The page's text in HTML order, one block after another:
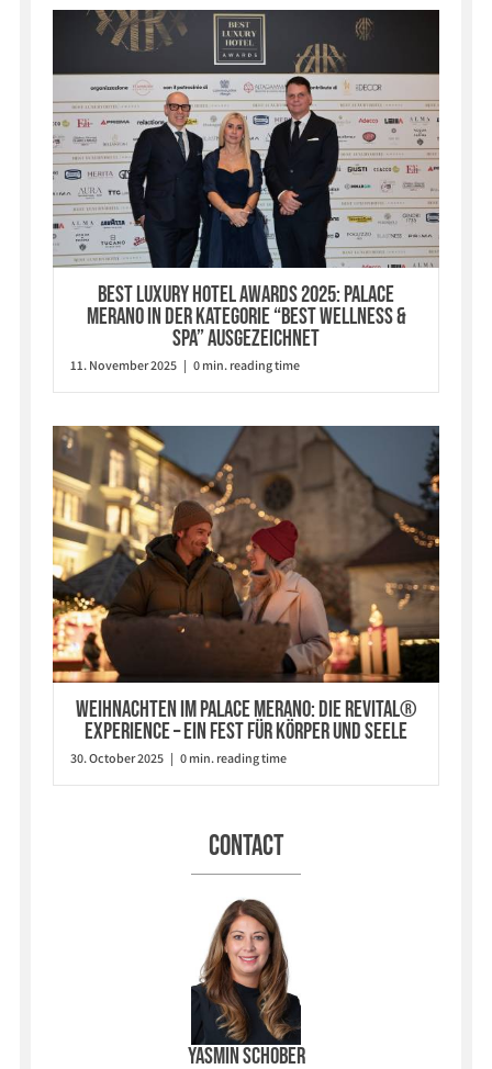
BEST LUXURY HOTEL AWARDS 2025: PALACE
MERANO IN DER KATEGORIE “BEST WELLNESS &
SPA” AUSGEZEICHNET
11. November 2025 | 0 min. reading time
Weihnachten im Palace Merano: Die Revital®
Experience – ein Fest für Körper und Seele
30. October 2025 | 0 min. reading time
Contact
Yasmin Schober